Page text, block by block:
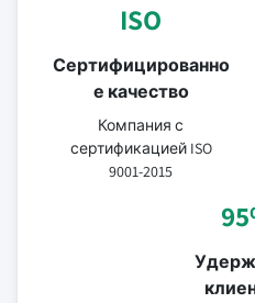
ISO
Сертифицированно
е качество
Компания с
сертификацией ISO
9001-2015